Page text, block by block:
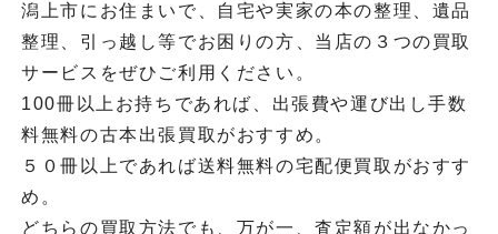
潟上市にお住まいで、自宅や実家の本の整理、遺品
整理、引っ越し等でお困りの方、当店の３つの買取
サービスをぜひご利用ください。
100冊以上お持ちであれば、出張費や運び出し手数
料無料の古本出張買取がおすすめ。
５０冊以上であれば送料無料の宅配便買取がおすす
め。
どちらの買取方法でも、万が一、査定額が出なかっ